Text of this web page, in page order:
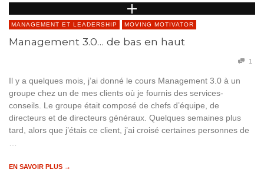
MANAGEMENT ET LEADERSHIP MOVING MOTIVATOR
Management 3.0… de bas en haut
1
Il y a quelques mois, j’ai donné le cours Management 3.0 à un
groupe chez un de mes clients où je fournis des services-
conseils. Le groupe était composé de chefs d’équipe, de
directeurs et de directeurs généraux. Quelques semaines plus
tard, alors que j’étais ce client, j’ai croisé certaines personnes de
…
EN SAVOIR PLUS →